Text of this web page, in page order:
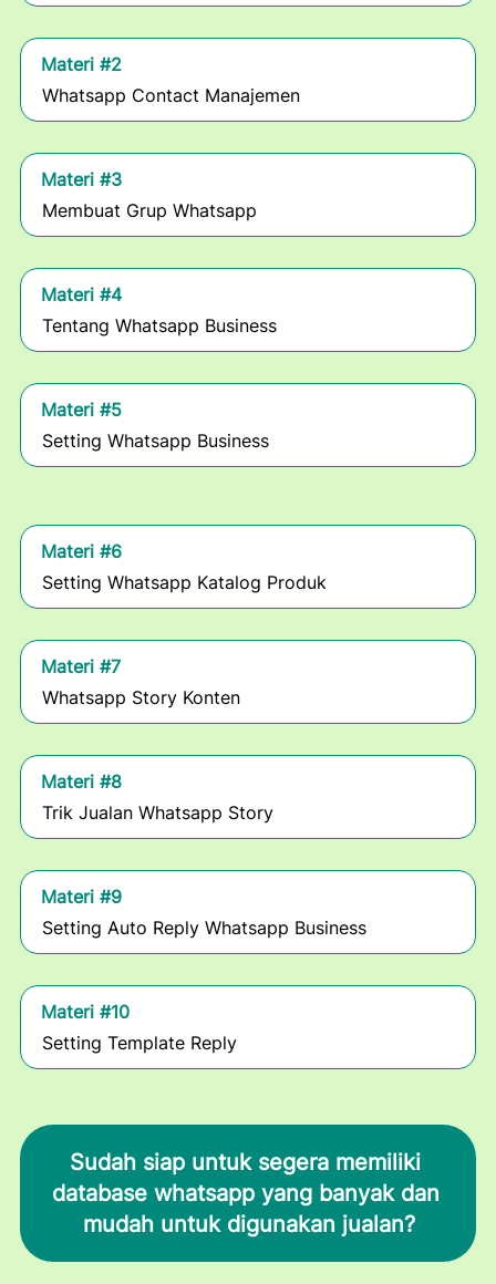
Materi #2
Whatsapp Contact Manajemen
Materi #3
Membuat Grup Whatsapp
Materi #4
Tentang Whatsapp Business
Materi #5
Setting Whatsapp Business
Materi #6
Setting Whatsapp Katalog Produk
Materi #7
Whatsapp Story Konten
Materi #8
Trik Jualan Whatsapp Story
Materi #9
Setting Auto Reply Whatsapp Business
Materi #10
Setting Template Reply
Sudah siap untuk segera memiliki
database whatsapp yang banyak dan
mudah untuk digunakan jualan?